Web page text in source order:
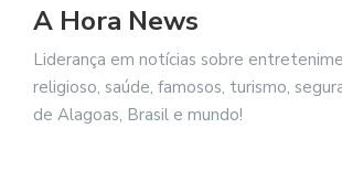
A Hora News
Liderança em notícias sobre
religioso, saúde, famosos, turismo,
de Alagoas, Brasil e mundo!